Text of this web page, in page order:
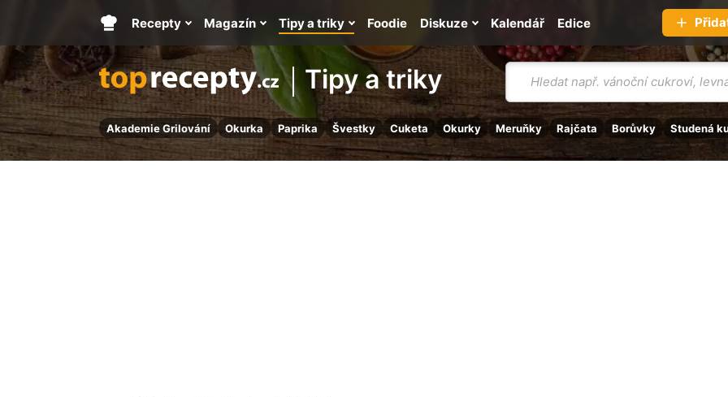
Tipy a triky
Vyhledávání
Akademie Grilování Okurka Paprika Švestky Cuketa Okurky Meruňky Rajčata Borůvky Studená
Hlavní
stránka
Recepty Magazín Tipy a triky Kalendář
Foodie Diskuze Edice